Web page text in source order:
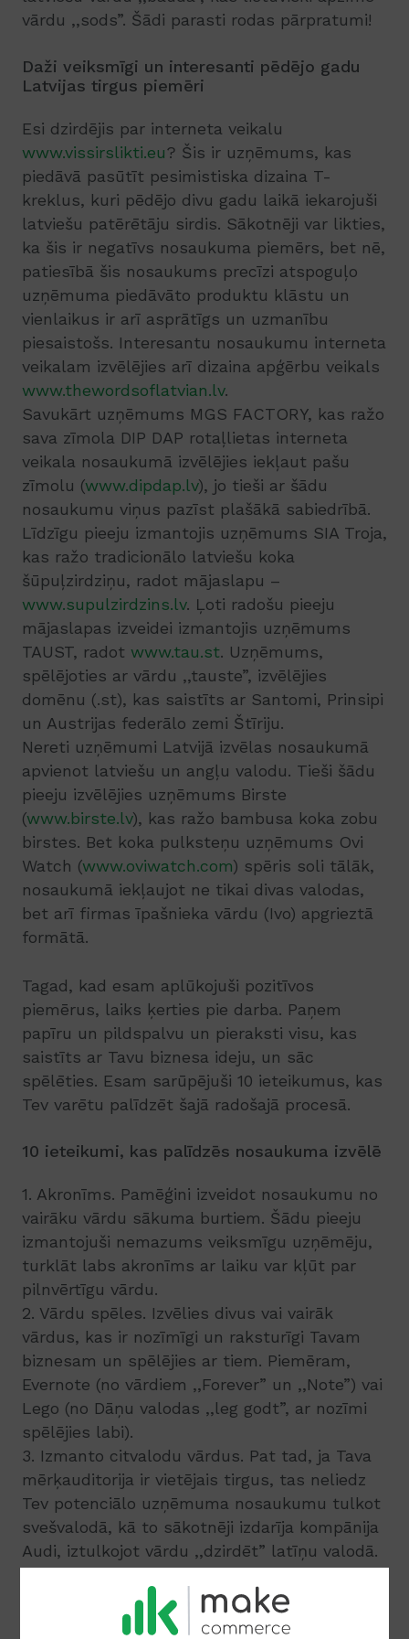
vārdu ,,sods”. Šādi parasti rodas pārpratumi!
Daži veiksmīgi un interesanti pēdējo gadu
Latvijas tirgus piemēri
Esi dzirdējis par interneta veikalu
www.vissirslikti.eu? Šis ir uzņēmums, kas
piedāvā pasūtīt pesimistiska dizaina T-
kreklus, kuri pēdējo divu gadu laikā iekarojuši
latviešu patērētāju sirdis. Sākotnēji var likties,
ka šis ir negatīvs nosaukuma piemērs, bet nē,
patiesībā šis nosaukums precīzi atspoguļo
uzņēmuma piedāvāto produktu klāstu un
vienlaikus ir arī asprātīgs un uzmanību
piesaistošs. Interesantu nosaukumu interneta
veikalam izvēlējies arī dizaina apģērbu veikals
www.thewordsoflatvian.lv.
Savukārt uzņēmums MGS FACTORY, kas ražo
sava zīmola DIP DAP rotaļlietas interneta
veikala nosaukumā izvēlējies iekļaut pašu
zīmolu (www.dipdap.lv), jo tieši ar šādu
nosaukumu viņus pazīst plašākā sabiedrībā.
Līdzīgu pieeju izmantojis uzņēmums SIA Troja,
kas ražo tradicionālo latviešu koka
šūpuļzirdziņu, radot mājaslapu –
www.supulzirdzins.lv. Ļoti radošu pieeju
mājaslapas izveidei izmantojis uzņēmums
TAUST, radot www.tau.st. Uzņēmums,
spēlējoties ar vārdu ,,tauste”, izvēlējies
domēnu (.st), kas saistīts ar Santomi, Prinsipi
un Austrijas federālo zemi Štīriju.
Nereti uzņēmumi Latvijā izvēlas nosaukumā
apvienot latviešu un angļu valodu. Tieši šādu
pieeju izvēlējies uzņēmums Birste
(www.birste.lv), kas ražo bambusa koka zobu
birstes. Bet koka pulksteņu uzņēmums Ovi
Watch (www.oviwatch.com) spēris soli tālāk,
nosaukumā iekļaujot ne tikai divas valodas,
bet arī firmas īpašnieka vārdu (Ivo) apgrieztā
formātā.
Tagad, kad esam aplūkojuši pozitīvos
piemērus, laiks ķerties pie darba. Paņem
papīru un pildspalvu un pieraksti visu, kas
saistīts ar Tavu biznesa ideju, un sāc
spēlēties. Esam sarūpējuši 10 ieteikumus, kas
Tev varētu palīdzēt šajā radošajā procesā.
10 ieteikumi, kas palīdzēs nosaukuma izvēlē
1. Akronīms. Pamēģini izveidot nosaukumu no
vairāku vārdu sākuma burtiem. Šādu pieeju
izmantojuši nemazums veiksmīgu uzņēmēju,
turklāt labs akronīms ar laiku var kļūt par
pilnvērtīgu vārdu.
2. Vārdu spēles. Izvēlies divus vai vairāk
vārdus, kas ir nozīmīgi un raksturīgi Tavam
biznesam un spēlējies ar tiem. Piemēram,
Evernote (no vārdiem ,,Forever” un ,,Note”) vai
Lego (no Dāņu valodas ,,leg godt”, ar nozīmi
spēlējies labi).
3. Izmanto citvalodu vārdus. Pat tad, ja Tava
mērķauditorija ir vietējais tirgus, tas neliedz
Tev potenciālo uzņēmuma nosaukumu tulkot
svešvalodā, kā to sākotnēji izdarīja kompānija
Audi, iztulkojot vārdu ,,dzirdēt” latīņu valodā.
iedvesmojies no vietu, upju, ezeru un kalnu
nosaukumiem. Mēs visi zinām interneta